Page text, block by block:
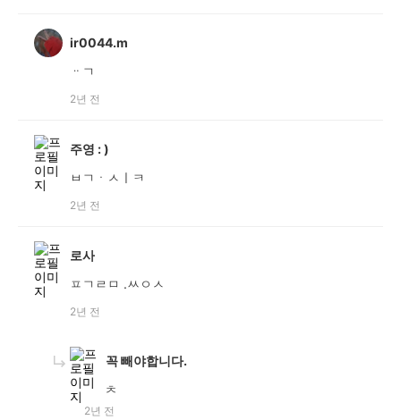
ir0044.m
ᆢㄱ
2년 전
주영 : )
ㅂㄱㆍㅅㅣㅋ
2년 전
로사
ㅍㄱㄹㅁ .ㅆㅇㅅ
2년 전
꼭 빼야합니다.
ㅊ
2년 전